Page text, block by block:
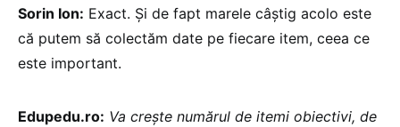
Sorin Ion: Exact. Și de fapt marele câștig acolo este
că putem să colectăm date pe fiecare item, ceea ce
este important.
Edupedu.ro: Va crește numărul de itemi obiectivi, de